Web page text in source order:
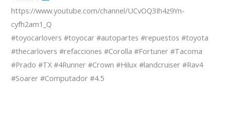
https://www.youtube.com/channel/UCvOQ3Ih4z9Yn-
cyfh2am1_Q
#toyocarlovers #toyocar #autopartes #repuestos #toyota
#thecarlovers #refacciones #Corolla #Fortuner #Tacoma
#Prado #TX #4Runner #Crown #Hilux #landcruiser #Rav4
#Soarer #Computador #4.5